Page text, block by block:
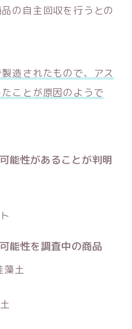
の自主回収を行うとの
造されたもので、アス
ことが原因のようで
能性があることが判明
能性を調査中の商品
藻土